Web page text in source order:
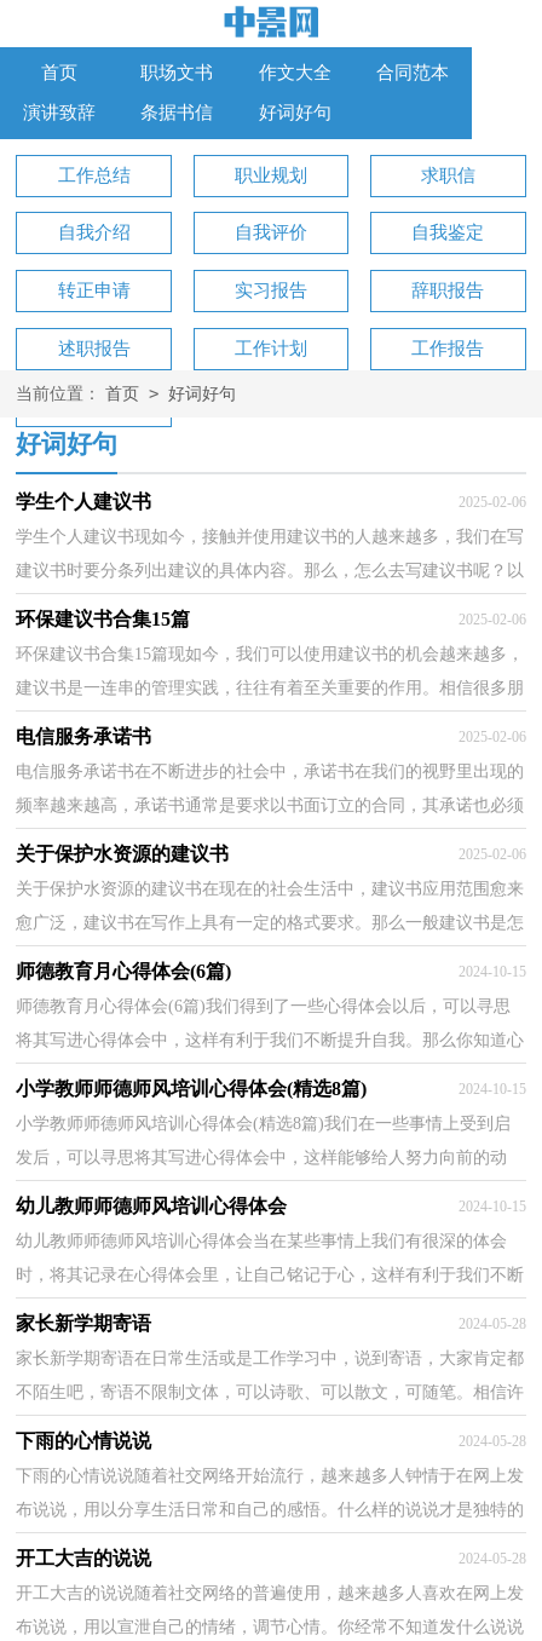
首页 职场文书 作文大全 合同范本
演讲致辞 条据书信 好词好句
工作总结 职业规划 求职信
自我介绍 自我评价 自我鉴定
转正申请 实习报告 辞职报告
述职报告 工作计划 工作报告
工作方案
当前位置： 首页 > 好词好句
好词好句
学生个人建议书 2025-02-06
学生个人建议书现如今，接触并使用建议书的人越来越多，我们在写
建议书时要分条列出建议的具体内容。那么，怎么去写建议书呢？以
环保建议书合集15篇 2025-02-06
环保建议书合集15篇现如今，我们可以使用建议书的机会越来越多，
建议书是一连串的管理实践，往往有着至关重要的作用。相信很多朋
电信服务承诺书 2025-02-06
电信服务承诺书在不断进步的社会中，承诺书在我们的视野里出现的
频率越来越高，承诺书通常是要求以书面订立的合同，其承诺也必须
关于保护水资源的建议书 2025-02-06
关于保护水资源的建议书在现在的社会生活中，建议书应用范围愈来
愈广泛，建议书在写作上具有一定的格式要求。那么一般建议书是怎
么写的呢？以下是小编收集整理的关于保护水资源的...
师德教育月心得体会(6篇) 2024-10-15
师德教育月心得体会(6篇)我们得到了一些心得体会以后，可以寻思
将其写进心得体会中，这样有利于我们不断提升自我。那么你知道心
得体会如何写吗？下面是小编帮大家整理的师德教育...
小学教师师德师风培训心得体会(精选8篇) 2024-10-15
小学教师师德师风培训心得体会(精选8篇)我们在一些事情上受到启
发后，可以寻思将其写进心得体会中，这样能够给人努力向前的动
力。怎样写好心得体会呢？下面是小编为大家整理的小...
幼儿教师师德师风培训心得体会 2024-10-15
幼儿教师师德师风培训心得体会当在某些事情上我们有很深的体会
时，将其记录在心得体会里，让自己铭记于心，这样有利于我们不断
提升自我。那么心得体会怎么写才能感染读者呢？以下是...
家长新学期寄语 2024-05-28
家长新学期寄语在日常生活或是工作学习中，说到寄语，大家肯定都
不陌生吧，寄语不限制文体，可以诗歌、可以散文，可随笔。相信许
下雨的心情说说 2024-05-28
下雨的心情说说随着社交网络开始流行，越来越多人钟情于在网上发
布说说，用以分享生活日常和自己的感悟。什么样的说说才是独特的
开工大吉的说说 2024-05-28
开工大吉的说说随着社交网络的普遍使用，越来越多人喜欢在网上发
布说说，用以宣泄自己的情绪，调节心情。你经常不知道发什么说说